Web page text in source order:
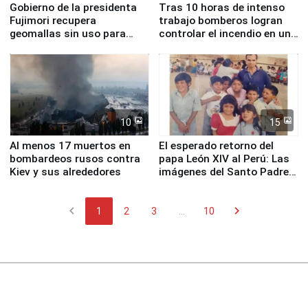
Gobierno de la presidenta
Fujimori recupera
geomallas sin uso para
Fenómeno El Niño
Tras 10 horas de intenso
trabajo bomberos logran
controlar el incendio en una
de Chile
10
Al menos 17 muertos en
bombardeos rusos contra
Kiev y sus alrededores
15
El esperado retorno del
papa León XIV al Perú: Las
imágenes del Santo Padre
chevron_left 1 2 3 10 chevron_right